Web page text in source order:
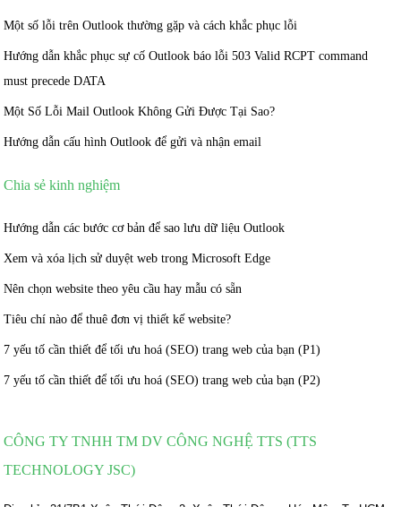
Một số lỗi trên Outlook thường gặp và cách khắc phục lỗi
Hướng dẫn khắc phục sự cố Outlook báo lỗi 503 Valid RCPT command
must precede DATA
Một Số Lỗi Mail Outlook Không Gửi Được Tại Sao?
Hướng dẫn cấu hình Outlook để gửi và nhận email
Chia sẻ kinh nghiệm
Hướng dẫn các bước cơ bản để sao lưu dữ liệu Outlook
Xem và xóa lịch sử duyệt web trong Microsoft Edge
Nên chọn website theo yêu cầu hay mẫu có sẵn
Tiêu chí nào để thuê đơn vị thiết kế website?
7 yếu tố cần thiết để tối ưu hoá (SEO) trang web của bạn (P1)
7 yếu tố cần thiết để tối ưu hoá (SEO) trang web của bạn (P2)
CÔNG TY TNHH TM DV CÔNG NGHỆ TTS (TTS
TECHNOLOGY JSC)